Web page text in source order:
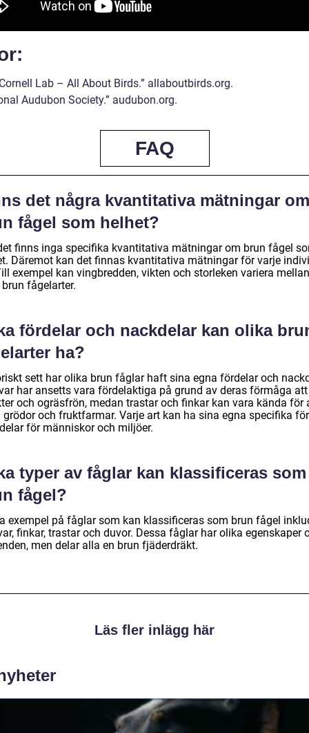
Lab – All About Birds.” allaboutbirds.org.
Audubon Society.” audubon.org.
FAQ
det några kvantitativa mätningar om
fågel som helhet?
finns inga specifika kvantitativa mätningar om brun fågel
Däremot kan det finnas kvantitativa mätningar för varje
exempel kan vingbredden, vikten och storleken variera mellan
fågelarter.
fördelar och nackdelar kan olika
ha?
sett har olika brun fåglar haft sina egna fördelar och
har ansetts vara fördelaktiga på grund av deras förmåga
och ogräsfrön, medan trastar och finkar kan vara kända för
grödor och fruktfarmar. Varje art kan ha sina egna specifika
för människor och miljöer.
typer av fåglar kan klassificeras som
fågel?
exempel på fåglar som kan klassificeras som brun fågel
finkar, trastar och duvor. Dessa fåglar har olika egenskaper
men delar alla en brun fjäderdräkt.
Läs fler inlägg här